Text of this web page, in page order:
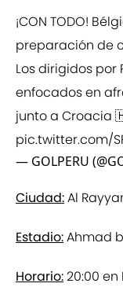
¡CON TODO!
preparación de
Los dirigidos por
enfocados en
junto a
pic.twitter.com/
— GOLPERU
Ciudad:Al
Estadio:Ahmad
Horario:20:00 en